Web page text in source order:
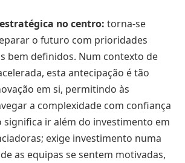
no centro: torna-se
o futuro com prioridades
bem definidos. Num contexto de
esta antecipação é tão
em si, permitindo às
a complexidade com confiança
significa ir além do investimento em
exige investimento numa
as equipas se sentem motivadas,